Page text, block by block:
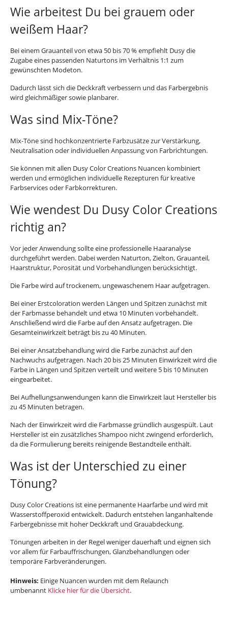
Wie arbeitest Du bei grauem oder
weißem Haar?
Bei einem Grauanteil von etwa 50 bis 70 % empfiehlt Dusy die
Zugabe eines passenden Naturtons im Verhältnis 1:1 zum
gewünschten Modeton.
Dadurch lässt sich die Deckkraft verbessern und das Farbergebnis
wird gleichmäßiger sowie planbarer.
Was sind Mix-Töne?
Mix-Töne sind hochkonzentrierte Farbzusätze zur Verstärkung,
Neutralisation oder individuellen Anpassung von Farbrichtungen.
Sie können mit allen Dusy Color Creations Nuancen kombiniert
werden und ermöglichen individuelle Rezepturen für kreative
Farbservices oder Farbkorrekturen.
Wie wendest Du Dusy Color Creations
richtig an?
Vor jeder Anwendung sollte eine professionelle Haaranalyse
durchgeführt werden. Dabei werden Naturton, Zielton, Grauanteil,
Haarstruktur, Porosität und Vorbehandlungen berücksichtigt.
Die Farbe wird auf trockenem, ungewaschenem Haar aufgetragen.
Bei einer Erstcoloration werden Längen und Spitzen zunächst mit
der Farbmasse behandelt und etwa 10 Minuten vorbehandelt.
Anschließend wird die Farbe auf den Ansatz aufgetragen. Die
Gesamteinwirkzeit beträgt bis zu 40 Minuten.
Bei einer Ansatzbehandlung wird die Farbe zunächst auf den
Nachwuchs aufgetragen. Nach 20 bis 25 Minuten Einwirkzeit wird die
Farbe in Längen und Spitzen verteilt und weitere 5 bis 10 Minuten
eingearbeitet.
Bei Aufhellungsanwendungen kann die Einwirkzeit laut Hersteller bis
zu 45 Minuten betragen.
Nach der Einwirkzeit wird die Farbmasse gründlich ausgespült. Laut
Hersteller ist ein zusätzliches Shampoo nicht zwingend erforderlich,
da die Formulierung bereits reinigende Bestandteile enthält.
Was ist der Unterschied zu einer
Tönung?
Dusy Color Creations ist eine permanente Haarfarbe und wird mit
Wasserstoffperoxid entwickelt. Dadurch entstehen langanhaltende
Farbergebnisse mit hoher Deckkraft und Grauabdeckung.
Tönungen arbeiten in der Regel weniger dauerhaft und eignen sich
vor allem für Farbauffrischungen, Glanzbehandlungen oder
temporäre Farbveränderungen.
Hinweis: Einige Nuancen wurden mit dem Relaunch
umbenannt Klicke hier für die Übersicht.